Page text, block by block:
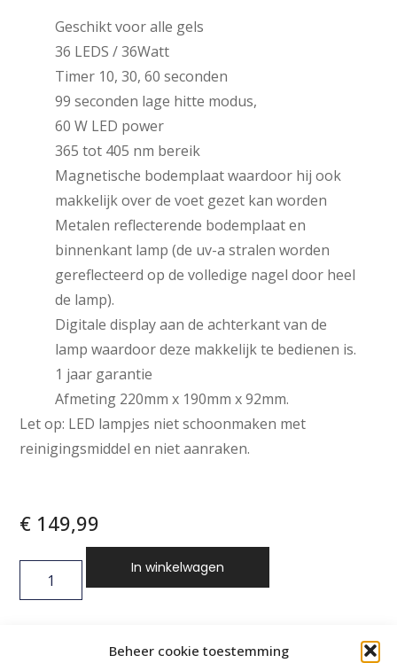
Beheer cookie toestemming
Geschikt voor alle gels
36 LEDS / 36Watt
Timer 10, 30, 60 seconden
99 seconden lage hitte modus,
60 W LED power
365 tot 405 nm bereik
Magnetische bodemplaat waardoor hij ook
makkelijk over de voet gezet kan worden
Metalen reflecterende bodemplaat en
binnenkant lamp (de uv-a stralen worden
gereflecteerd op de volledige nagel door heel
de lamp).
Digitale display aan de achterkant van de
lamp waardoor deze makkelijk te bedienen is.
1 jaar garantie
Afmeting 220mm x 190mm x 92mm.
Let op: LED lampjes niet schoonmaken met
reinigingsmiddel en niet aanraken.
€ 149,99
In winkelwagen